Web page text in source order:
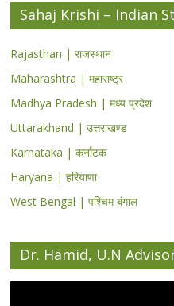
Sahaj Krishi – Indian
Rajasthan | राजस्थान
Maharashtra | महाराष्ट्र
Madhya Pradesh | मध्य प्रदेश
Uttarakhand | उत्तराखण्ड
Karnataka | कर्नाटक
Haryana | हरियाणा
West Bengal | पश्चिम बंगाल
Dr. Hamid, U.N